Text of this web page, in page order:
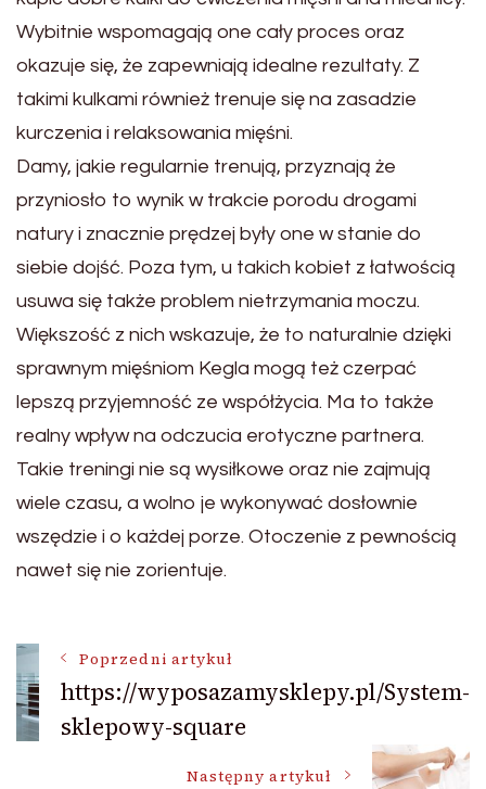
Wybitnie wspomagają one cały proces oraz
okazuje się, że zapewniają idealne rezultaty. Z
takimi kulkami również trenuje się na zasadzie
kurczenia i relaksowania mięśni.
Damy, jakie regularnie trenują, przyznają że
przyniosło to wynik w trakcie porodu drogami
natury i znacznie prędzej były one w stanie do
siebie dojść. Poza tym, u takich kobiet z łatwością
usuwa się także problem nietrzymania moczu.
Większość z nich wskazuje, że to naturalnie dzięki
sprawnym mięśniom Kegla mogą też czerpać
lepszą przyjemność ze współżycia. Ma to także
realny wpływ na odczucia erotyczne partnera.
Takie treningi nie są wysiłkowe oraz nie zajmują
wiele czasu, a wolno je wykonywać dosłownie
wszędzie i o każdej porze. Otoczenie z pewnością
nawet się nie zorientuje.
Nawigacja
wpisu
Poprzedni artykuł
https://wyposazamysklepy.pl/System-
sklepowy-square
Następny artykuł